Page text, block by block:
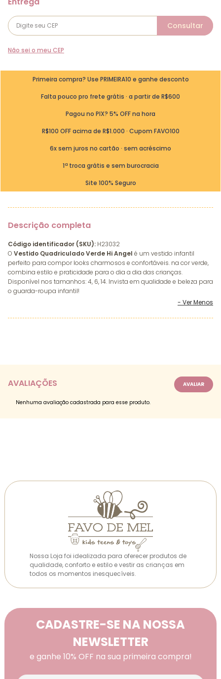
Não sei o meu CEP
Primeira compra? Use PRIMEIRA10 e ganhe desconto
Falta pouco pro frete grátis · a partir de R$600
Pagou no PIX? 5% OFF na hora
R$100 OFF acima de R$1.000 · Cupom FAVO100
6x sem juros no cartão · sem acréscimo
1ª troca grátis e sem burocracia
Site 100% Seguro
Descrição completa
Código identificador (SKU): H23032
O Vestido Quadriculado Verde Hi Angel é um vestido infantil
perfeito para compor looks charmosos e confortáveis. na cor verde,
combina estilo e praticidade para o dia a dia das crianças.
Disponível nos tamanhos: 4, 6, 14. Invista em qualidade e beleza para
o guarda-roupa infantil!
AVALIAÇÕES
Nenhuma avaliação cadastrada para esse produto.
Nossa Loja foi idealizada para oferecer produtos de
qualidade, conforto e estilo e vestir as crianças em
todos os momentos inesquecíveis.
CADASTRE-SE NA NOSSA
NEWSLETTER
e ganhe 10% OFF na sua primeira compra!